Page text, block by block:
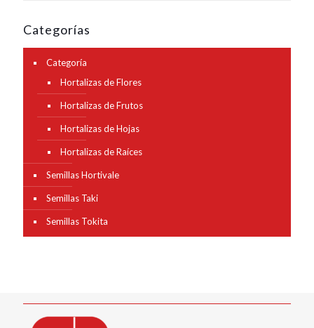
Categorías
Categoría
Hortalizas de Flores
Hortalizas de Frutos
Hortalizas de Hojas
Hortalizas de Raíces
Semillas Hortivale
Semillas Taki
Semillas Tokita